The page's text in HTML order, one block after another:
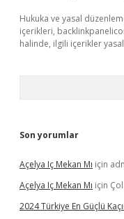
Hukuka ve yasal
içerikleri,
halinde, ilgili içerikler
Son yorumlar
Açelya Iç Mekan Mı için
Açelya Iç Mekan Mı için
2024 Türkiye En Güçlü